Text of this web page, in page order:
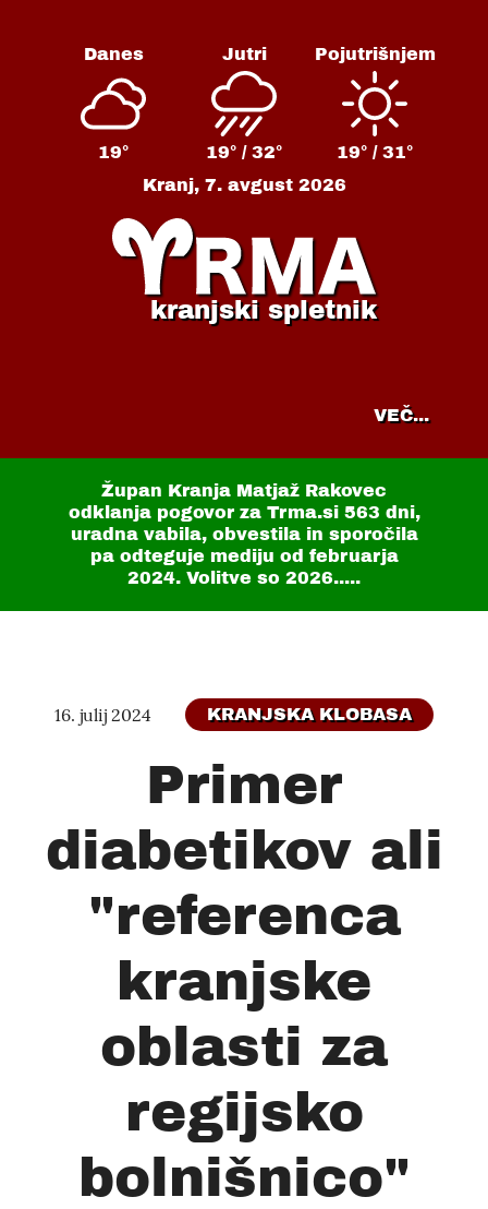
Danes
19°
Jutri
19° / 32°
Pojutrišnjem
19° / 31°
Kranj, 7. avgust 2026
kranjski spletnik
VEČ...
Župan Kranja Matjaž Rakovec
odklanja pogovor za Trma.si 563 dni,
uradna vabila, obvestila in sporočila
pa odteguje mediju od februarja
2024. Volitve so 2026.....
16. julij 2024 KRANJSKA KLOBASA
Primer
diabetikov ali
"referenca
kranjske
oblasti za
regijsko
bolnišnico"